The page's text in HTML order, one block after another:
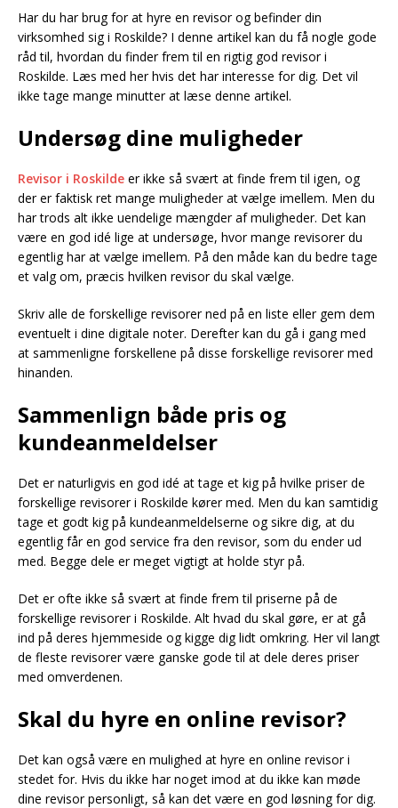
Har du har brug for at hyre en revisor og befinder din
virksomhed sig i Roskilde? I denne artikel kan du få nogle gode
råd til, hvordan du finder frem til en rigtig god revisor i
Roskilde. Læs med her hvis det har interesse for dig. Det vil
ikke tage mange minutter at læse denne artikel.
Undersøg dine muligheder
Revisor i Roskilde er ikke så svært at finde frem til igen, og
der er faktisk ret mange muligheder at vælge imellem. Men du
har trods alt ikke uendelige mængder af muligheder. Det kan
være en god idé lige at undersøge, hvor mange revisorer du
egentlig har at vælge imellem. På den måde kan du bedre tage
et valg om, præcis hvilken revisor du skal vælge.
Skriv alle de forskellige revisorer ned på en liste eller gem dem
eventuelt i dine digitale noter. Derefter kan du gå i gang med
at sammenligne forskellene på disse forskellige revisorer med
hinanden.
Sammenlign både pris og
kundeanmeldelser
Det er naturligvis en god idé at tage et kig på hvilke priser de
forskellige revisorer i Roskilde kører med. Men du kan samtidig
tage et godt kig på kundeanmeldelserne og sikre dig, at du
egentlig får en god service fra den revisor, som du ender ud
med. Begge dele er meget vigtigt at holde styr på.
Det er ofte ikke så svært at finde frem til priserne på de
forskellige revisorer i Roskilde. Alt hvad du skal gøre, er at gå
ind på deres hjemmeside og kigge dig lidt omkring. Her vil langt
de fleste revisorer være ganske gode til at dele deres priser
med omverdenen.
Skal du hyre en online revisor?
Det kan også være en mulighed at hyre en online revisor i
stedet for. Hvis du ikke har noget imod at du ikke kan møde
dine revisor personligt, så kan det være en god løsning for dig.